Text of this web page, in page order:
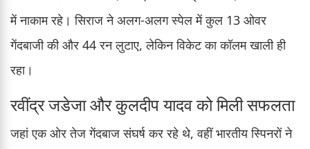
में नाकाम रहे। सिराज ने अलग-अलग स्पेल में कुल 13 ओवर
गेंदबाजी की और 44 रन लुटाए, लेकिन विकेट का कॉलम खाली ही
रहा।
रवींद्र जडेजा और कुलदीप यादव को मिली सफलता
जहां एक ओर तेज गेंदबाज संघर्ष कर रहे थे, वहीं भारतीय स्पिनरों ने